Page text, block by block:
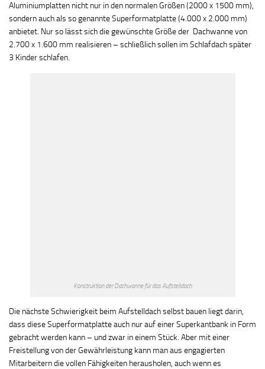
Aluminiumplatten nicht nur in den normalen Größen (2000 x 1500 mm),
sondern auch als so genannte Superformatplatte (4.000 x 2.000 mm)
anbietet. Nur so lässt sich die gewünschte Größe der Dachwanne von
2.700 x 1.600 mm realisieren – schließlich sollen im Schlafdach später
3 Kinder schlafen.
Konstruktion der Dachwanne für das Aufstelldach
Die nächste Schwierigkeit beim Aufstelldach selbst bauen liegt darin,
dass diese Superformatplatte auch nur auf einer Superkantbank in Form
gebracht werden kann – und zwar in einem Stück. Aber mit einer
Freistellung von der Gewährleistung kann man aus engagierten
Mitarbeitern die vollen Fähigkeiten herausholen, auch wenn es